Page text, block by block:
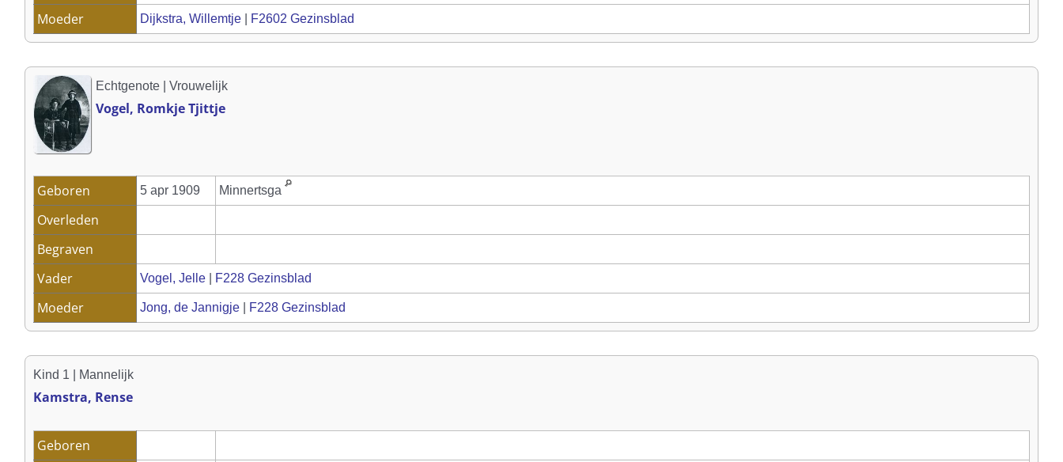
Moeder Dijkstra, Willemtje F2602 Gezinsblad
Echtgenote | Vrouwelijk
Vogel, Romkje Tjittje
Geboren 5 apr 1909 Minnertsga
Overleden
Begraven
Vader
Vogel, Jelle F228 Gezinsblad
Moeder Jong, de Jannigje F228 Gezinsblad
Kind 1 | Mannelijk
Kamstra, Rense
Geboren